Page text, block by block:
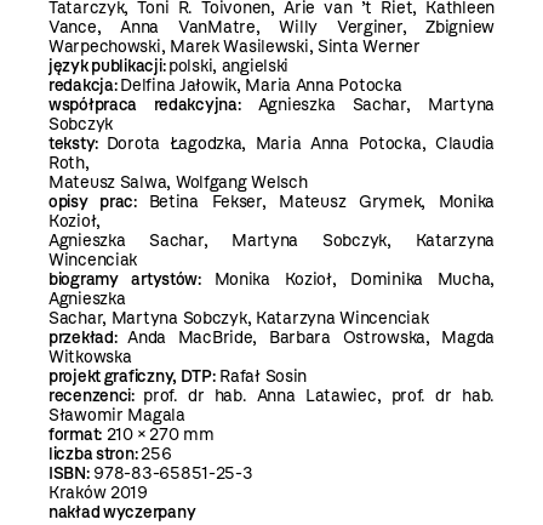
Tatarczyk, Toni R. Toivonen, Arie van ’t Riet, Kathleen
Vance, Anna VanMatre, Willy Verginer, Zbigniew
Warpechowski, Marek Wasilewski, Sinta Werner
język publikacji:polski, angielski
redakcja:Delfina Jałowik, Maria Anna Potocka
współpraca redakcyjna:Agnieszka Sachar, Martyna
Sobczyk
teksty: Dorota Łagodzka, Maria Anna Potocka, Claudia
Roth,
Mateusz Salwa, Wolfgang Welsch
opisy prac: Betina Fekser, Mateusz Grymek, Monika
Kozioł,
Agnieszka Sachar, Martyna Sobczyk, Katarzyna
Wincenciak
biogramy artystów: Monika Kozioł, Dominika Mucha,
Agnieszka
Sachar, Martyna Sobczyk, Katarzyna Wincenciak
przekład:Anda MacBride, Barbara Ostrowska, Magda
Witkowska
projekt graficzny, DTP:Rafał Sosin
recenzenci: prof. dr hab. Anna Latawiec, prof. dr hab.
Sławomir Magala
format: 210 × 270 mm
liczba stron:256
ISBN:978-83-65851-25-3
Kraków 2019
nakład wyczerpany